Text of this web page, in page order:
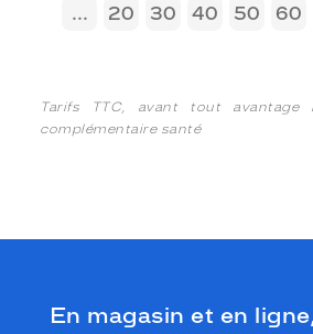
...
20 30 40 50 60
Tarifs TTC, avant tout avantage
complémentaire santé
En magasin et en